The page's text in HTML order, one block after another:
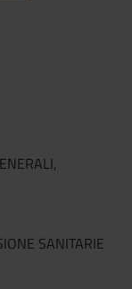
SANITARIE